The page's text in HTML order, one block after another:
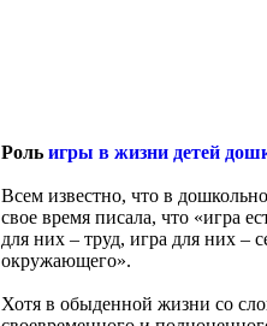
Роль игры в жизни детей
Всем известно, что в
свое время писала, что «игра
для них – труд, игра для них –
окружающего».
Хотя в обыденной жизни со